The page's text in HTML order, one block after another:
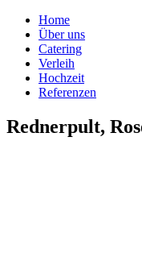
Home
Über uns
Catering
Verleih
Hochzeit
Referenzen
Rednerpult,